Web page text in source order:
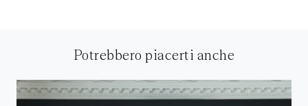
Potrebbero piacerti anche